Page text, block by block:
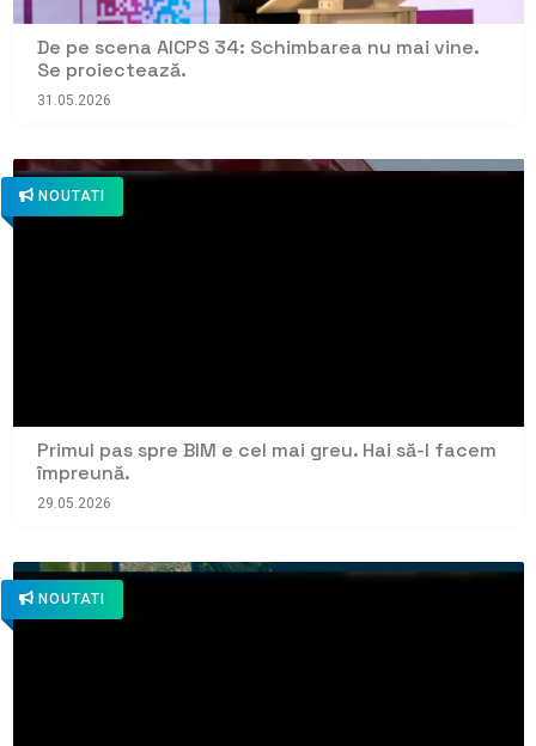
De pe scena AICPS 34: Schimbarea nu mai vine.
Se proiectează.
31.05.2026
NOUTATI
Primul pas spre BIM e cel mai greu. Hai să-l facem
împreună.
29.05.2026
NOUTATI